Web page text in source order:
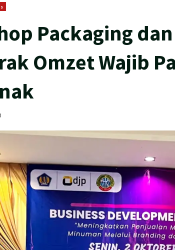
Packaging
Omzet Wajib